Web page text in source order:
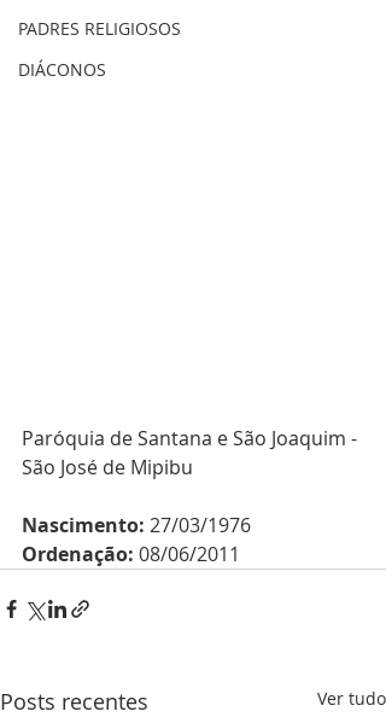
PADRES RELIGIOSOS
DIÁCONOS
Paróquia de Santana e São Joaquim -
São José de Mipibu
Nascimento: 27/03/1976
Ordenação: 08/06/2011
Posts recentes Ver tudo